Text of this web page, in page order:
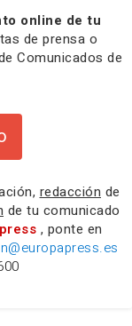
online de tu
de prensa o
Comunicados de
redacción de
de tu comunicado
press , ponte en